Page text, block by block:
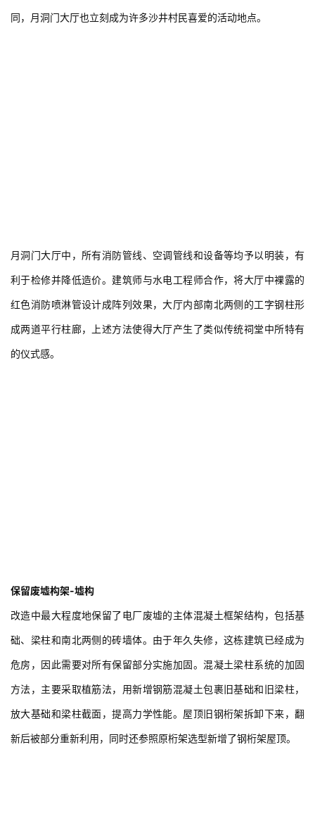
同，月洞门大厅也立刻成为许多沙井村民喜爱的活动地点。
月洞门大厅中，所有消防管线、空调管线和设备等均予以明装，有
利于检修并降低造价。建筑师与水电工程师合作，将大厅中裸露的
红色消防喷淋管设计成阵列效果，大厅内部南北两侧的工字钢柱形
成两道平行柱廊，上述方法使得大厅产生了类似传统祠堂中所特有
的仪式感。
保留废墟构架-墟构
改造中最大程度地保留了电厂废墟的主体混凝土框架结构，包括基
础、梁柱和南北两侧的砖墙体。由于年久失修，这栋建筑已经成为
危房，因此需要对所有保留部分实施加固。混凝土梁柱系统的加固
方法，主要采取植筋法，用新增钢筋混凝土包裹旧基础和旧梁柱，
放大基础和梁柱截面，提高力学性能。屋顶旧钢桁架拆卸下来，翻
新后被部分重新利用，同时还参照原桁架选型新增了钢桁架屋顶。